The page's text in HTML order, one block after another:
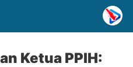
Ketua PPIH: